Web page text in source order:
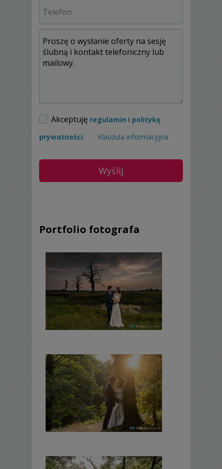
Miejsce i charakter sesji do uzgodnienia,
czas nieograniczony.
Po około czterech tygodniach przedstawiam
minimum 300 autorsko obrobionych zdjęć.
Materiał przekazuję na płycie DVD w
Opcjonalnie wykonuję fotoksiążkę.
fotografowanie w obiektach sakralnych
Zapraszam !!
Akceptuję regulamin i politykę
prywatności. Klauzula informacyjna
Portfolio fotografa